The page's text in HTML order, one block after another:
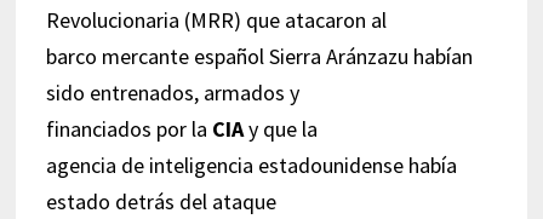
Revolucionaria (MRR) que atacaron al
barco mercante español Sierra Aránzazu habían
sido entrenados, armados y
financiados por la CIAy que la
agencia de inteligencia estadounidense había
estado detrás del ataque